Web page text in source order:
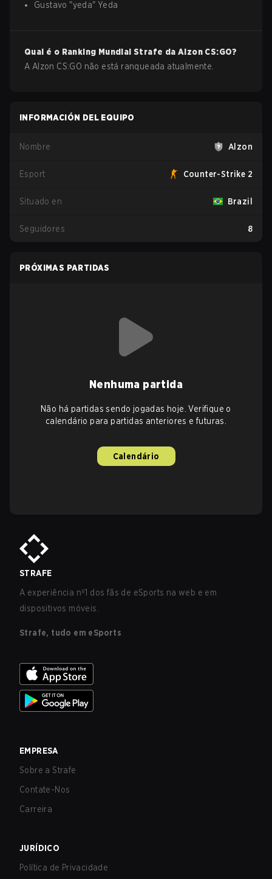
Gustavo "yeda"Yeda
Qual é o Ranking Mundial Strafe da Alzon CS:GO?
A Alzon CS:GO não está ranqueada atualmente.
INFORMACIÓN DEL EQUIPO
Nombre Alzon
Esport Counter-Strike 2
Situado en Brazil
Seguidores 8
PRÓXIMAS PARTIDAS
Nenhuma partida
Não há partidas sendo jogadas hoje. Verifique o
calendário para partidas anteriores e futuras.
Calendário
STRAFE
A experiência nº1 dos fãs de eSports na web e em
dispositivos móveis.
Strafe, tudo em eSports
EMPRESA
Sobre a Strafe
Contate-Nos
Carreira
JURÍDICO
Política de Privacidade